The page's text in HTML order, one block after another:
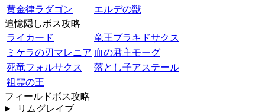
黄金律ラダゴン
エルデの獣
追憶隠しボス攻略
ライカード
竜王プラキドサクス
ミケラの刃マレニア 血の君主モーグ
死竜フォルサクス
落とし子アステール
祖霊の王
フィールドボス攻略
リムグレイブ